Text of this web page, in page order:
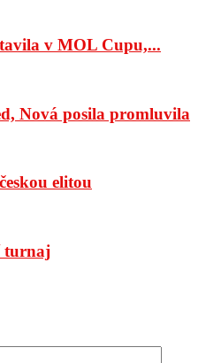
v MOL Cupu,...
Nová posila promluvila
elitou
turnaj